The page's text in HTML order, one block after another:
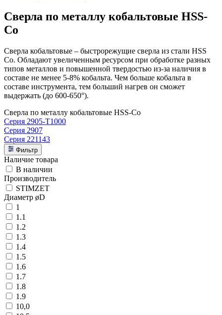
Сверла по металлу кобальтовые HSS-
Co
Сверла кобальтовые – быстрорежущие сверла из стали HSS
Co. Обладают увеличенным ресурсом при обработке разных
типов металлов и повышенной твердостью из-за наличия в
составе не менее 5-8% кобальта. Чем больше кобальта в
составе инструмента, тем больший нагрев он сможет
выдержать (до 600-650°).
Сверла по металлу кобальтовые HSS-Co
Серия 2905-T1000
Серия 2907
Серия 221143
Фильтр
Наличие товара
В наличии
Производитель
STIMZET
Диаметр øD
1
1.1
1.2
1.3
1.4
1.5
1.6
1.7
1.8
1.9
10,0